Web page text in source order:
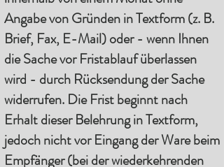
Angabe von Gründen in Textform (z. B.
Brief, Fax, E-Mail) oder - wenn Ihnen
die Sache vor Fristablauf überlassen
wird - durch Rücksendung der Sache
widerrufen. Die Frist beginnt nach
Erhalt dieser Belehrung in Textform,
jedoch nicht vor Eingang der Ware beim
Empfänger (bei der wiederkehrenden